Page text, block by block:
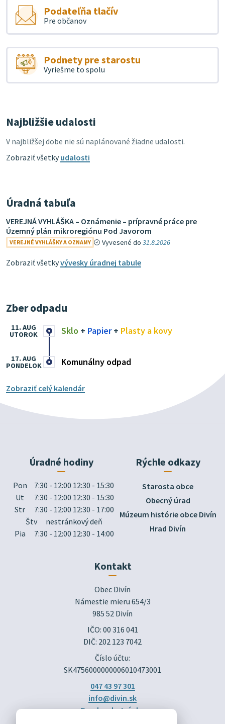
Podateľňa tlačív
Pre občanov
Podnety pre starostu
Vyriešme to spolu
Najbližšie udalosti
V najbližšej dobe nie sú naplánované žiadne udalosti.
Zobraziť všetkyudalosti
Úradná tabuľa
VEREJNÁ VYHLÁŠKA – Oznámenie – prípravné práce pre
Územný plán mikroregiónu Pod Javorom
VEREJNÉ VYHLÁŠKY A OZNAMY Vyvesené do31.8.2026
Zobraziť všetkyvývesky úradnej tabule
Zber odpadu
Sklo + Papier+ Plasty a kovy
11. AUG
UTOROK
Komunálny odpad
17. AUG
PONDELOK
Zobraziť celý kalendár
Úradné hodiny
Pon
7:30 - 12:00 12:30 - 15:30
Ut
7:30 - 12:00 12:30 - 15:30
Str
7:30 - 12:00 12:30 - 17:00
Štv
nestránkový deň
Pia
7:30 - 12:00 12:30 - 14:00
Rýchle odkazy
Starosta obce
Obecný úrad
Múzeum histórie obce Divín
Hrad Divín
Kontakt
Obec Divín
Námestie mieru 654/3
985 52 Divín
IČO: 00 316 041
DIČ: 202 123 7042
Číslo účtu:
SK4756000000006010473001
047 43 97 301
info@divin.sk
Facebook stránka